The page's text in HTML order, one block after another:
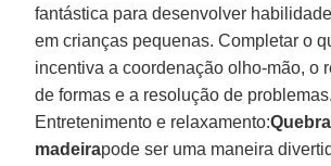
fantástica para desenvolver
em crianças pequenas. Completar o
incentiva a coordenação olho-mão, o
de formas e a resolução de problemas.
Entretenimento e relaxamento:
madeirapode ser uma maneira